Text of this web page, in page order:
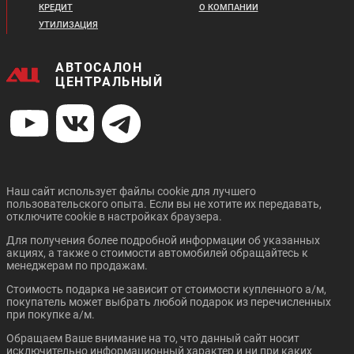
Цена от:
3 019 310 ₽
CHANGAN UNI-T
Цена от:
CHANGAN CS35 PLUS
NEW
Цена от:
КРЕДИТ
УТИЛИЗАЦИЯ
О КОМПАНИИ
АВТОСАЛОН
ЦЕНТРАЛЬНЫЙ
Наш сайт использует файлы cookie для лучшего
пользовательского опыта. Если вы не хотите их передавать,
отключите cookie в настройках браузера.
Для получения более подробной информации об указанных
акциях, а также о стоимости автомобилей обращайтесь к
менеджерам по продажам.
Стоимость подарка не зависит от стоимости купленного а/м,
покупатель может выбрать любой подарок из перечисленных
при покупке а/м.
Обращаем Ваше внимание на то, что данный сайт носит
исключительно информационный характер и ни при каких